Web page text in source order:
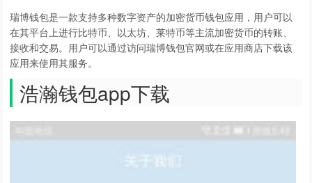
瑞博钱包是一款支持多种数字资产的加密货币钱包应用，用户可以
在其平台上进行比特币、以太坊、莱特币等主流加密货币的转账、
接收和交易。用户可以通过访问瑞博钱包官网或在应用商店下载该
应用来使用其服务。
浩瀚钱包app下载